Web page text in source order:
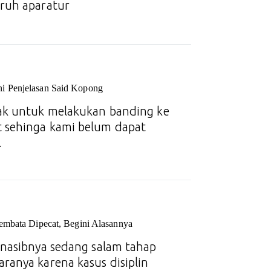
aparatur
Penjelasan Said Kopong
untuk melakukan banding ke
kami belum dapat
Dipecat, Begini Alasannya
sedang salam tahap
karena kasus disiplin